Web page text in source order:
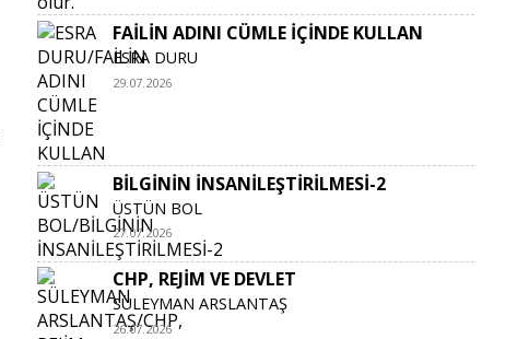
FAİLİN ADINI CÜMLE İÇİNDE KULLAN
ESRA DURU
29.07.2026
BİLGİNİN İNSANİLEŞTİRİLMESİ-2
ÜSTÜN BOL
27.07.2026
CHP, REJİM VE DEVLET
SÜLEYMAN ARSLANTAŞ
26.07.2026